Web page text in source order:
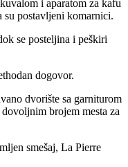
i aparatom za kafu
su postavljeni komarnici.
se posteljina i peškiri
dogovor.
dvorište sa garniturom
brojem mesta za
smešaj, La Pierre